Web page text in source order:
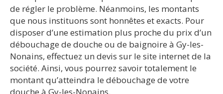
de régler le problème. Néanmoins, les montants
que nous instituons sont honnêtes et exacts. Pour
disposer d’une estimation plus proche du prix d’un
débouchage de douche ou de baignoire à Gy-les-
Nonains, effectuez un devis sur le site internet de la
société. Ainsi, vous pourrez savoir totalement le
montant qu’atteindra le débouchage de votre